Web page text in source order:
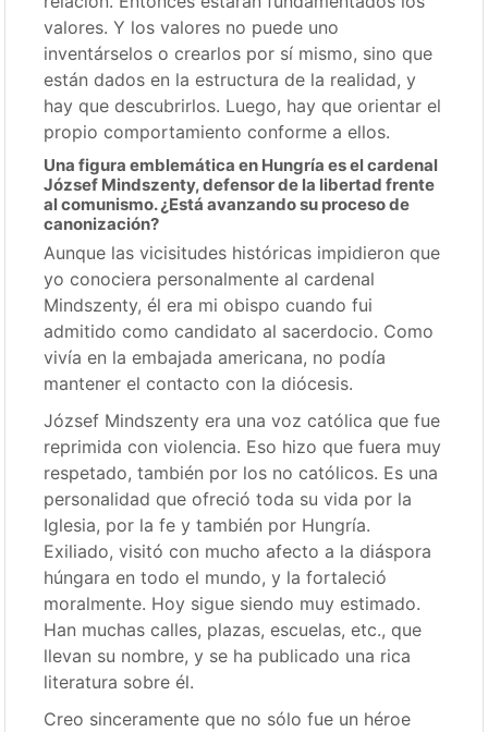
valores. Y los valores no puede uno
inventárselos o crearlos por sí mismo, sino que
están dados en la estructura de la realidad, y
hay que descubrirlos. Luego, hay que orientar el
propio comportamiento conforme a ellos.
Una figura emblemática en Hungría es el cardenal
József Mindszenty, defensor de la libertad frente
al comunismo. ¿Está avanzando su proceso de
canonización?
Aunque las vicisitudes históricas impidieron que
yo conociera personalmente al cardenal
Mindszenty, él era mi obispo cuando fui
admitido como candidato al sacerdocio. Como
vivía en la embajada americana, no podía
mantener el contacto con la diócesis.
József Mindszenty era una voz católica que fue
reprimida con violencia. Eso hizo que fuera muy
respetado, también por los no católicos. Es una
personalidad que ofreció toda su vida por la
Iglesia, por la fe y también por Hungría.
Exiliado, visitó con mucho afecto a la diáspora
húngara en todo el mundo, y la fortaleció
moralmente. Hoy sigue siendo muy estimado.
Han muchas calles, plazas, escuelas, etc., que
llevan su nombre, y se ha publicado una rica
literatura sobre él.
Creo sinceramente que no sólo fue un héroe